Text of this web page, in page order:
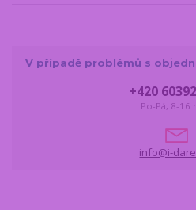
V případě problémů s
+420
Po-Pá, 8-16
info@i-